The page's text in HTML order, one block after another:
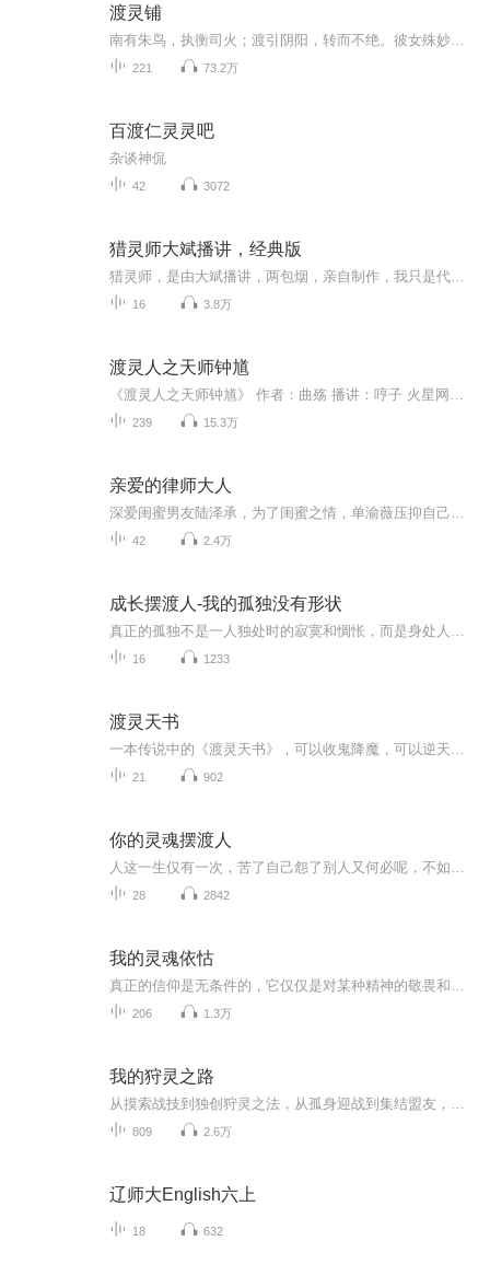
渡灵铺
221 73.2万
百渡仁灵灵吧
杂谈神侃
42 3072
猎灵师大斌播讲，经典版
16 3.8万
渡灵人之天师钟馗
239 15.3万
亲爱的律师大人
42 2.4万
成长摆渡人-我的孤独没有形状
16 1233
渡灵天书
21 902
你的灵魂摆渡人
28 2842
我的灵魂依怙
206 1.3万
我的狩灵之路
809 2.6万
辽师大English六上
18 632